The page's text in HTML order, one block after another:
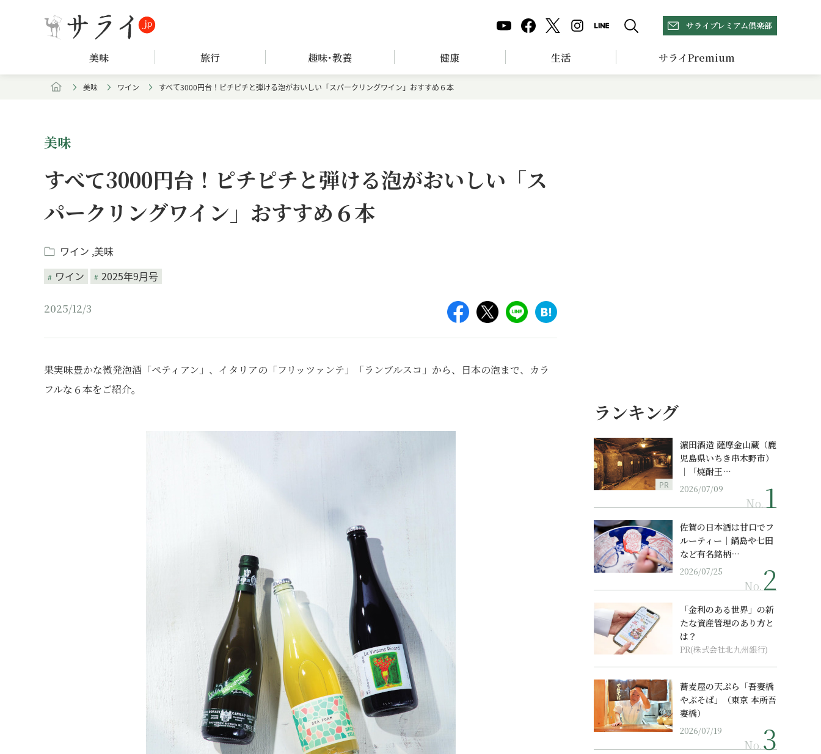
サライプレミアム倶楽部
美味 旅行 趣味･教養 健康 生活 サライPremium
美味 ワイン すべて3000円台！ピチピチと弾ける泡がおいしい「スパークリングワイン」おすすめ６本
美味
すべて3000円台！ピチピチと弾ける泡がおいしい「ス
パークリングワイン」おすすめ６本
ワイン 美味
ワイン
2025年9月号
2025/12/3
果実味豊かな微発泡酒「ペティアン」、イタリアの「フリッツァンテ」「ランブルスコ」から、日本の泡まで、カラ
フルな６本をご紹介。
ランキング
PR
濵田酒造 薩摩金山蔵（鹿
児島県いちき串木野市）
｜「焼酎王…
2026/07/09
No.
佐賀の日本酒は甘口でフ
ルーティー｜鍋島や七田
など有名銘柄…
2026/07/25
No.
「金利のある世界」の新
たな資産管理のあり方と
は？
PR(株式会社北九州銀行)
蕎麦屋の天ぷら「吾妻橋
やぶそば」（東京 本所吾
妻橋）
2026/07/19
No.